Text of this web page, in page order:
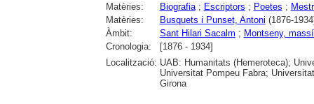
Matèries: Biografia; Escriptors ; Poetes ;
Matèries:
Busquets i Punset, Antoni (1876-
Àmbit:
Sant Hilari Sacalm ; Montseny,
Cronologia:
[1876 - 1934]
Localització: UAB: Humanitats (Hemeroteca);
Universitat Pompeu Fabra;
Girona